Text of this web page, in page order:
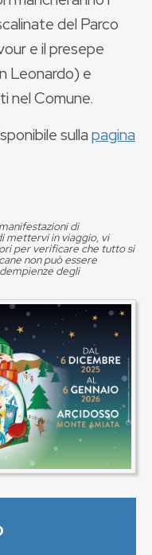
del Parco
e il presepe
Leonardo) e
nel Comune.
sullapagina
di
mettervi in viaggio, vi
per verificare che tutto si
non può essere
degli